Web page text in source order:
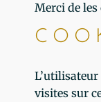
Merci de
visites sur